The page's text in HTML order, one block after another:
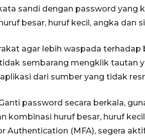
sandi dengan password yang
besar, huruf kecil, angka dan
agar lebih waspada terhadap
sembarang mengklik tautan
dari sumber yang tidak
password secara berkala,
kombinasi huruf besar, huruf
Authentication (MFA), segera
32 balpres
dimusnahkan
Tarakan